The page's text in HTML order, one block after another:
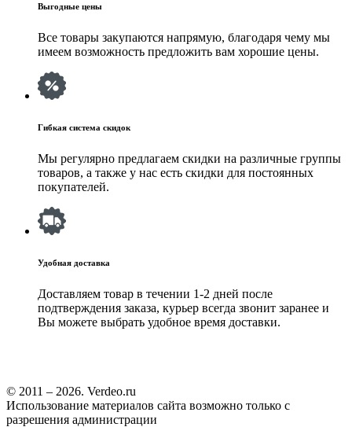
Выгодные цены
Все товары закупаются напрямую, благодаря чему мы
имеем возможность предложить вам хорошие цены.
Гибкая система скидок
Мы регулярно предлагаем скидки на различные группы
товаров, а также у нас есть скидки для постоянных
покупателей.
Удобная доставка
Доставляем товар в течении 1-2 дней после
подтверждения заказа, курьер всегда звонит заранее и
Вы можете выбрать удобное время доставки.
© 2011 – 2026. Verdeo.ru
Использование материалов сайта возможно только с
разрешения администрации